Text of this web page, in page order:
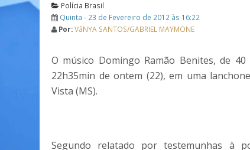
Polícia Brasil
Quinta - 23 de Fevereiro de 2012 às 16:22
Por:VâNYA SANTOS/GABRIEL MAYMONE
O músico Domingo Ramão Benites, de
22h35min de ontem (22), em uma
Vista (MS).
Segundo relatado por testemunhas à